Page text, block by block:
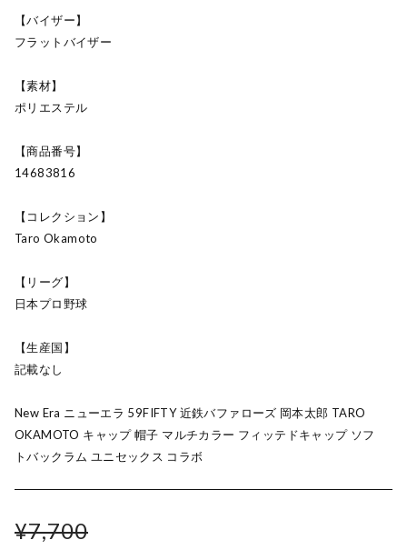
【バイザー】
フラットバイザー
【素材】
ポリエステル
【商品番号】
14683816
【コレクション】
Taro Okamoto
【リーグ】
日本プロ野球
【生産国】
記載なし
New Era ニューエラ 59FIFTY 近鉄バファローズ 岡本太郎 TARO
OKAMOTO キャップ 帽子 マルチカラー フィッテドキャップ ソフ
トバックラム ユニセックス コラボ
¥7,700